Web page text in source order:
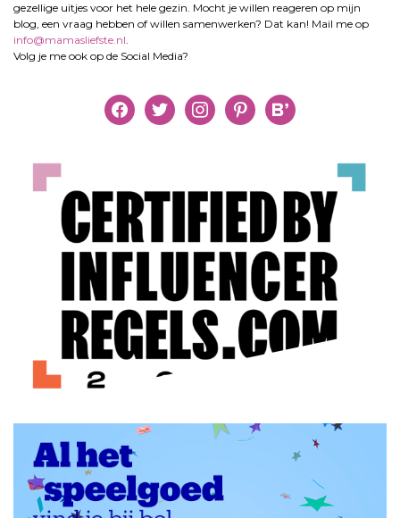
gezellige uitjes voor het hele gezin. Mocht je willen reageren op mijn
blog, een vraag hebben of willen samenwerken? Dat kan! Mail me op
info@mamasliefste.nl.
Volg je me ook op de Social Media?
facebooktwitter instagrampinterestbloglovin